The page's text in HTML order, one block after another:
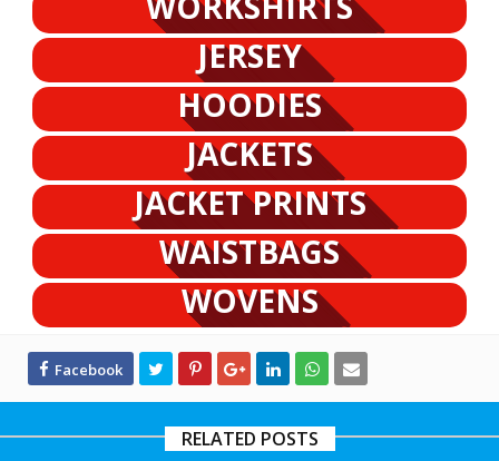
JERSEY
HOODIES
JACKETS
JACKET PRINTS
WAISTBAGS
WOVENS
RELATED POSTS